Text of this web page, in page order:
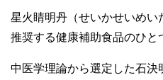
星火睛明丹（せいかせいめ
推奨する健康補助食品のひと
中医学理論から選定した石